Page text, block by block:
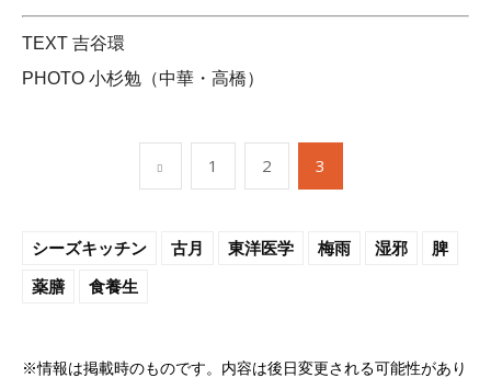
TEXT 吉谷環
PHOTO 小杉勉（中華・高橋）
1 2 3
シーズキッチン 古月 東洋医学 梅雨 湿邪
脾
薬膳
食養生
※情報は掲載時のものです。内容は後日変更される可能性があり